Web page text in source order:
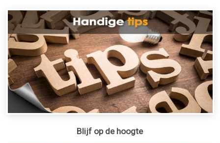
Blijf op de hoogte